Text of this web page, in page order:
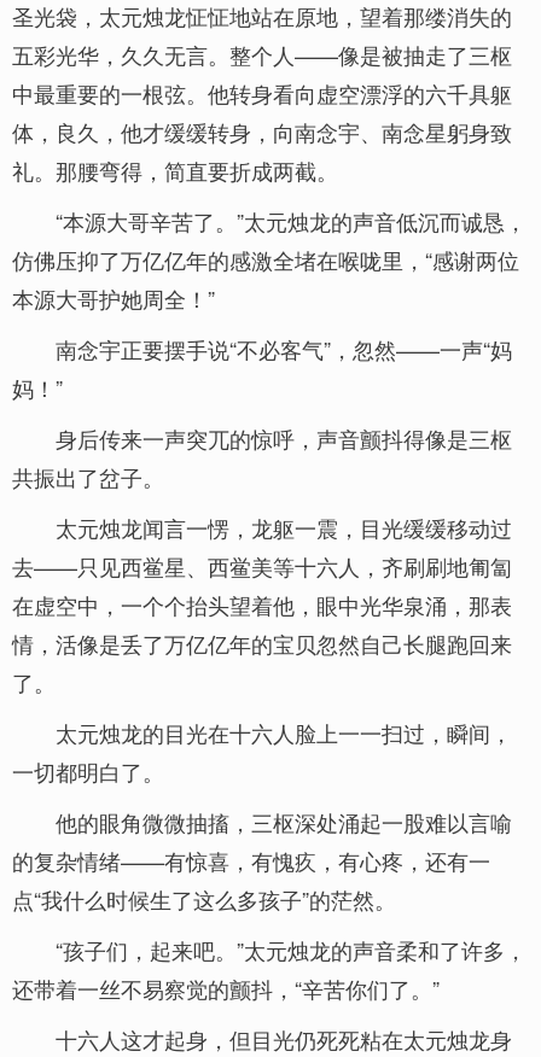
圣光袋，太元烛龙怔怔地站在原地，望着那缕消失的
五彩光华，久久无言。整个人——像是被抽走了三枢
中最重要的一根弦。他转身看向虚空漂浮的六千具躯
体，良久，他才缓缓转身，向南念宇、南念星躬身致
礼。那腰弯得，简直要折成两截。
“本源大哥辛苦了。”太元烛龙的声音低沉而诚恳，
仿佛压抑了万亿亿年的感激全堵在喉咙里，“感谢两位
本源大哥护她周全！”
南念宇正要摆手说“不必客气”，忽然——一声“妈
妈！”
身后传来一声突兀的惊呼，声音颤抖得像是三枢
共振出了岔子。
太元烛龙闻言一愣，龙躯一震，目光缓缓移动过
去——只见西鲎星、西鲎美等十六人，齐刷刷地匍匐
在虚空中，一个个抬头望着他，眼中光华泉涌，那表
情，活像是丢了万亿亿年的宝贝忽然自己长腿跑回来
了。
太元烛龙的目光在十六人脸上一一扫过，瞬间，
一切都明白了。
他的眼角微微抽搐，三枢深处涌起一股难以言喻
的复杂情绪——有惊喜，有愧疚，有心疼，还有一
点“我什么时候生了这么多孩子”的茫然。
“孩子们，起来吧。”太元烛龙的声音柔和了许多，
还带着一丝不易察觉的颤抖，“辛苦你们了。”
十六人这才起身，但目光仍死死粘在太元烛龙身